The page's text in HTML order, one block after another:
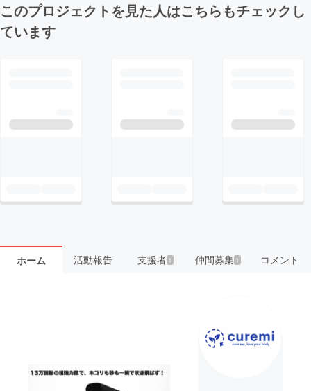
このプロジェクトを見た人はこちらもチェックし
ています
ホーム 活動報告 支援者 1 仲間募集 1 コメント